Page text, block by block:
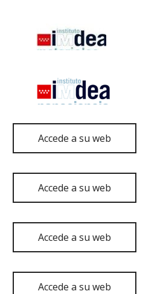
Accede a su web
Accede a su web
Accede a su web
Accede a su web